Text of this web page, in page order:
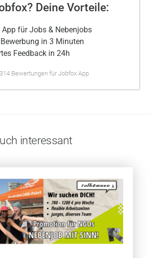
Deine Vorteile:
App für Jobs & Nebenjobs
in 3 Minuten
Feedback in 24h
314 Bewertungen für Jobfox App
interessant